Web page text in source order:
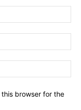
browser for the